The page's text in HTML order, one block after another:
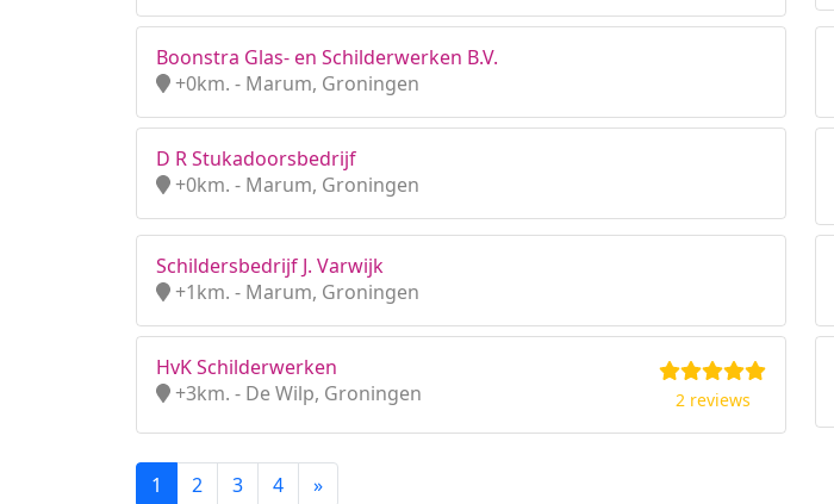
Boonstra Glas- en Schilderwerken B.V.
+0km. - Marum, Groningen
D R Stukadoorsbedrijf
+0km. - Marum, Groningen
Schildersbedrijf J. Varwijk
+1km. - Marum, Groningen
HvK Schilderwerken
+3km. - De Wilp, Groningen
2 reviews
1 2 3 4 »